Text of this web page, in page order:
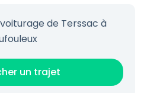
de Terssac à
un trajet